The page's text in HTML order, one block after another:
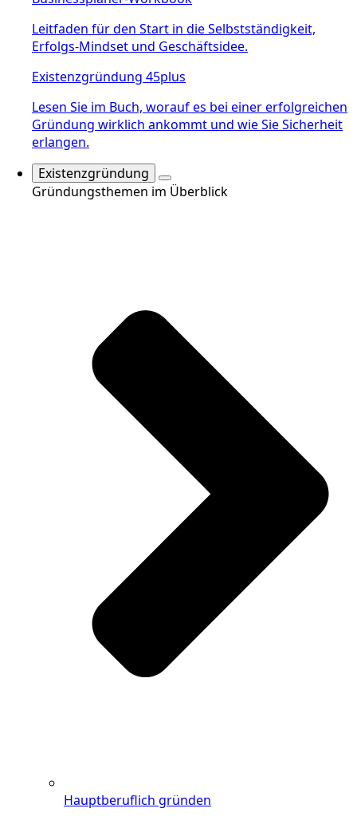
Leitfaden für den Start in die Selbstständigkeit,
Erfolgs-Mindset und Geschäftsidee.
Existenzgründung 45plus
Lesen Sie im Buch, worauf es bei einer erfolgreichen
Gründung wirklich ankommt und wie Sie Sicherheit
erlangen.
Existenzgründung
Gründungsthemen im Überblick
Hauptberuflich gründen